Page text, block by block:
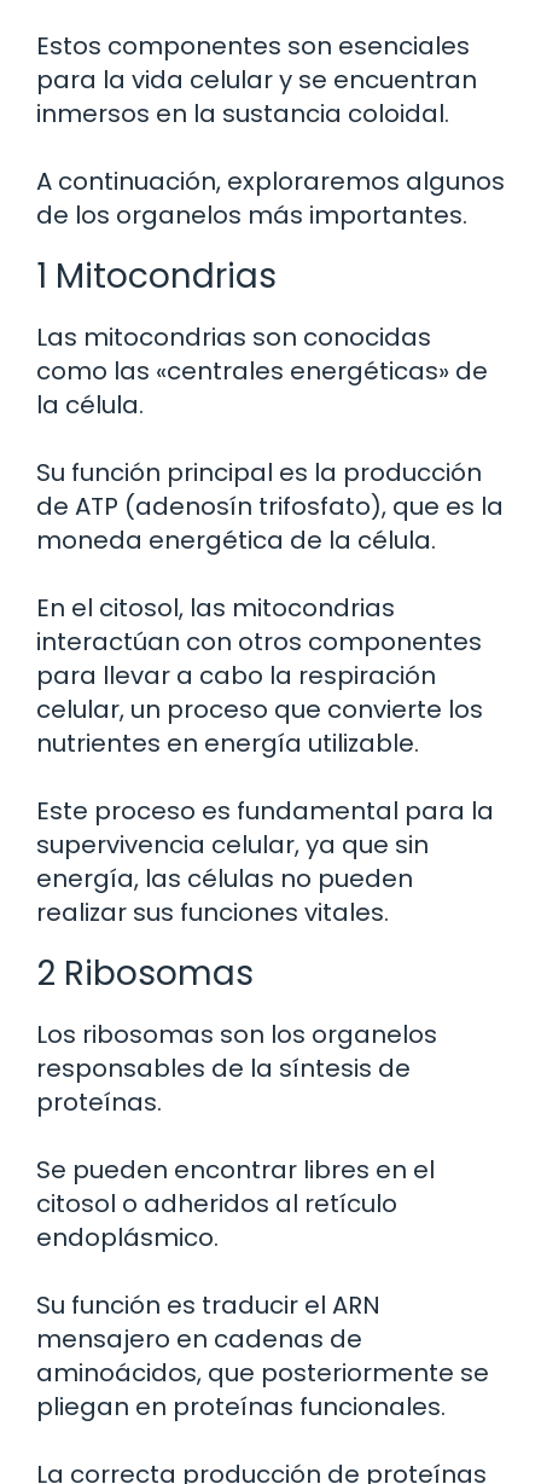
Estos componentes son esenciales
para la vida celular y se encuentran
inmersos en la sustancia coloidal.
A continuación, exploraremos algunos
de los organelos más importantes.
1 Mitocondrias
Las mitocondrias son conocidas
como las «centrales energéticas» de
la célula.
Su función principal es la producción
de ATP (adenosín trifosfato), que es la
moneda energética de la célula.
En el citosol, las mitocondrias
interactúan con otros componentes
para llevar a cabo la respiración
celular, un proceso que convierte los
nutrientes en energía utilizable.
Este proceso es fundamental para la
supervivencia celular, ya que sin
energía, las células no pueden
realizar sus funciones vitales.
2 Ribosomas
Los ribosomas son los organelos
responsables de la síntesis de
proteínas.
Se pueden encontrar libres en el
citosol o adheridos al retículo
endoplásmico.
Su función es traducir el ARN
mensajero en cadenas de
aminoácidos, que posteriormente se
pliegan en proteínas funcionales.
La correcta producción de proteínas